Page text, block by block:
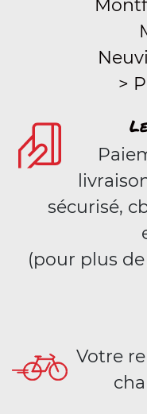
>
sécurisé,
(pour plus
Votre